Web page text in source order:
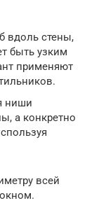
вдоль стены,
быть узким
применяют
ниши
а конкретно
всей